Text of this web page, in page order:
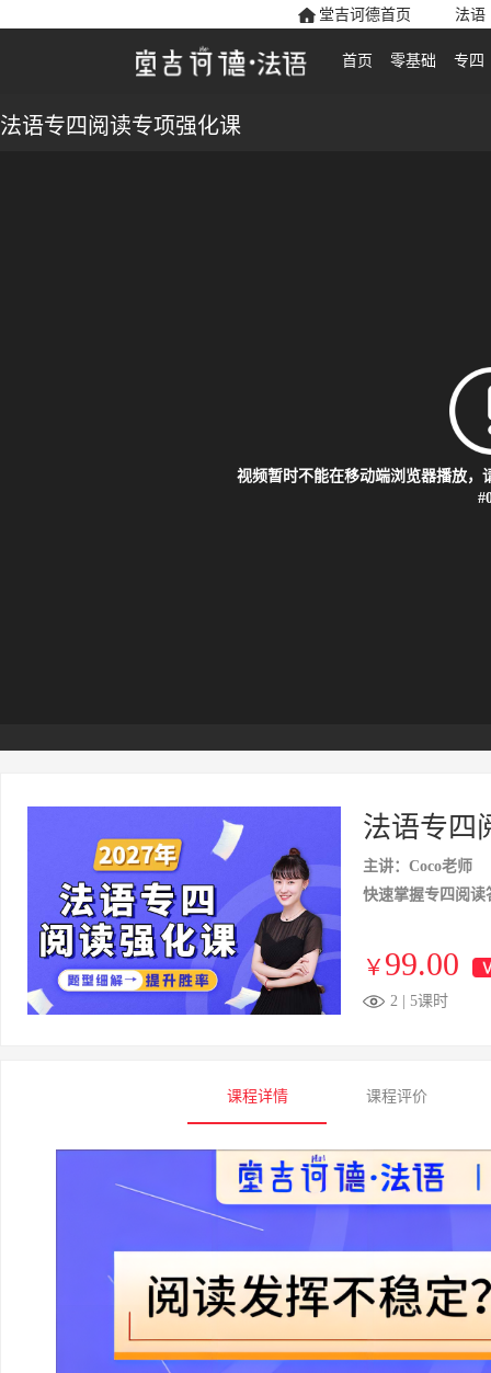
堂吉诃德首页 法语
首页 零基础 专四
法语专四阅读专项强化课
视频暂时不能在移动端浏览器播放，
法语专四
主讲：Coco老师
快速掌握专四阅读
￥ 99.00
2 | 5课时
课程详情 课程评价